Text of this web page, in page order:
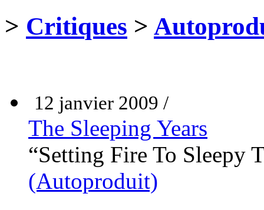
> Critiques >
12 janvier 2009 /
The Sleeping Years
“Setting Fire To Sleepy
(Autoproduit)